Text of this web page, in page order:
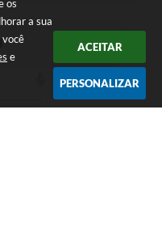
os
a sua
você
e
ACEITAR
PERSONALIZAR